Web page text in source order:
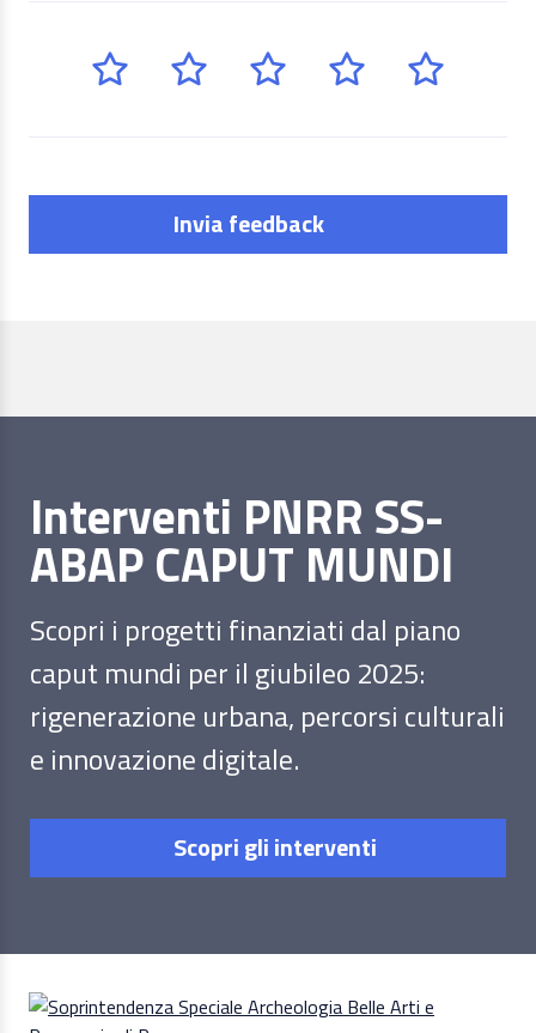
Invia feedback
Interventi PNRR SS-
ABAP CAPUT MUNDI
Scopri i progetti finanziati dal piano
caput mundi per il giubileo 2025:
rigenerazione urbana, percorsi culturali
e innovazione digitale.
Scopri gli interventi